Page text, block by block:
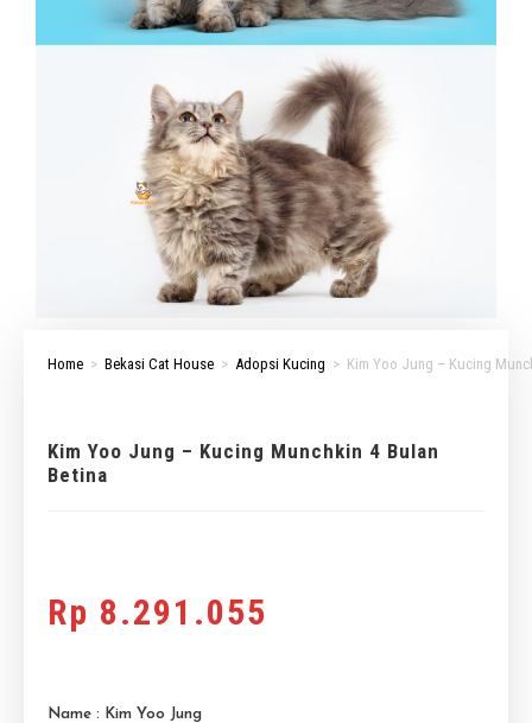
Home > Bekasi Cat House > Adopsi Kucing > Kim Yoo Jung – Kucing
Kim Yoo Jung – Kucing Munchkin 4 Bulan
Betina
Rp 8.291.055
Name : Kim Yoo Jung